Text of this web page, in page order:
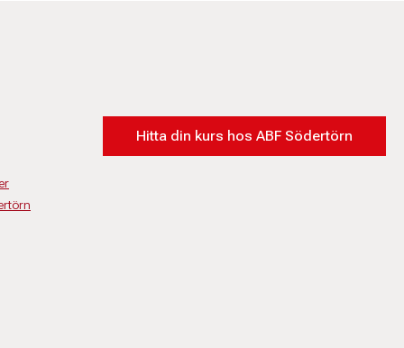
Hitta din kurs hos ABF Södertörn